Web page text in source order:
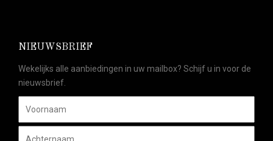
NIEUWSBRIEF
Wekelijks alle aanbiedingen in uw mailbox? Schijf u in voor de
nieuwsbrief.